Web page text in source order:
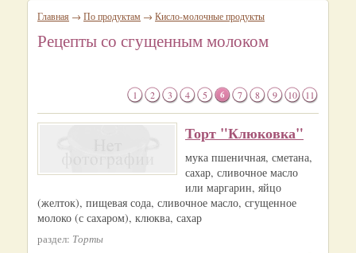
Главная → По продуктам → Кисло-молочные продукты
Рецепты со сгущенным молоком
1 2 3 4 5 6 7 8 9 10 11
Торт "Клюковка"
мука пшеничная, сметана,
сахар, сливочное масло
или маргарин, яйцо
(желток), пищевая сода, сливочное масло, сгущенное
молоко (с сахаром), клюква, сахар
раздел: Торты